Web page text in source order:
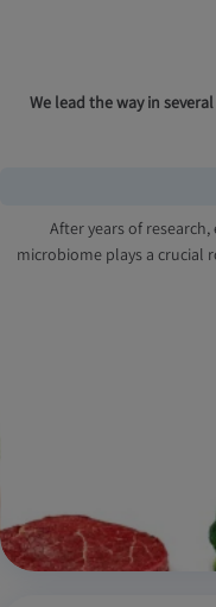
We lead the way in
After years of
microbiome plays a crucial